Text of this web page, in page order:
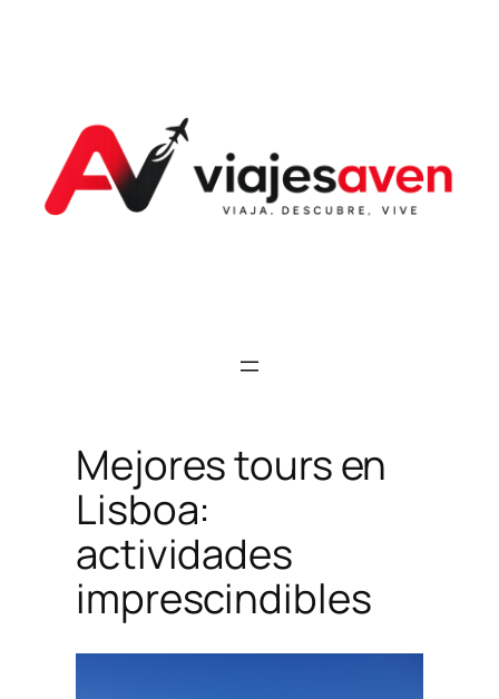
contenido
Mejores tours en
Lisboa:
actividades
imprescindibles